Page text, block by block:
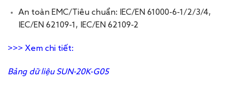
An toàn EMC/Tiêu chuẩn: IEC/EN 61000-6-1/2/3/4,
IEC/EN 62109-1, IEC/EN 62109-2
>>> Xem chi tiết:
Bảng dữ liệu SUN-20K-G05